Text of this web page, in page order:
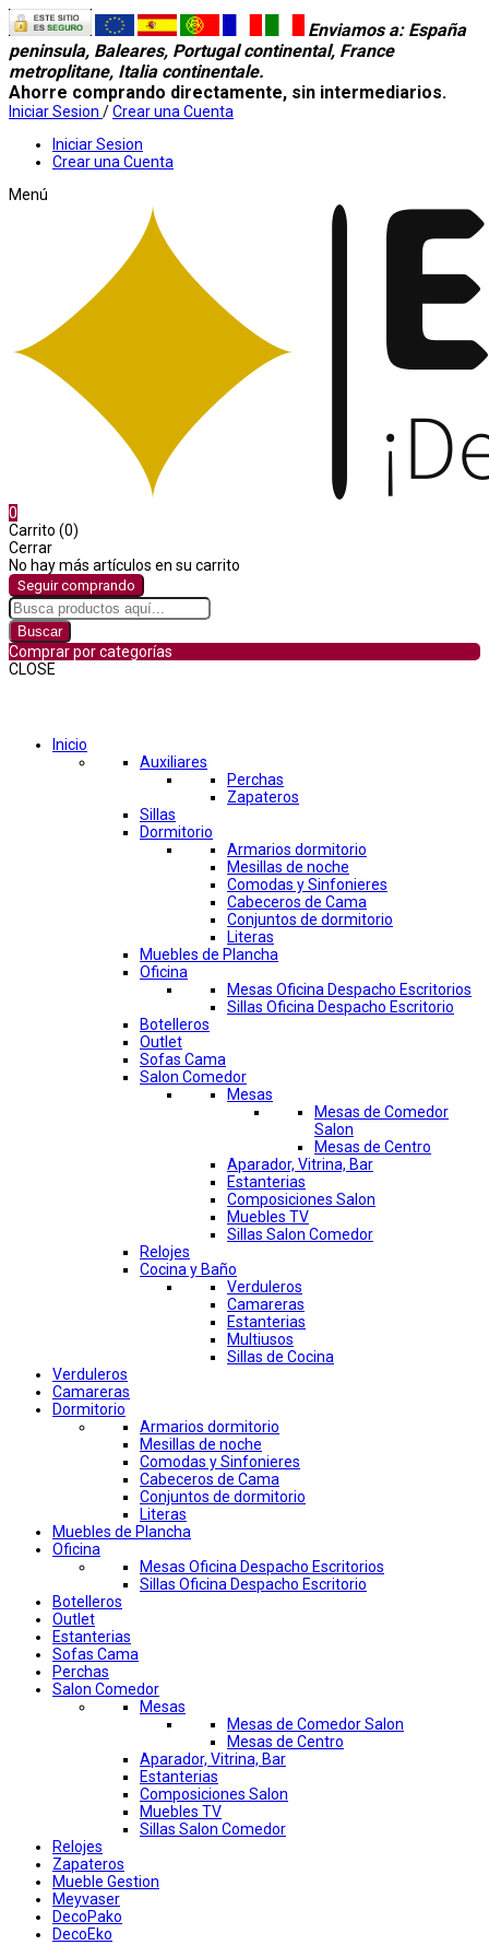
Enviamos a: España
peninsula, Baleares, Portugal continental, France
metroplitane, Italia continentale.
Ahorre comprando directamente, sin intermediarios.
Iniciar Sesion /Crear una Cuenta
Iniciar Sesion
Crear una Cuenta
Menú
0
Carrito (0)
Cerrar
No hay más artículos en su carrito
Seguir comprando
Buscar
Comprar por categorías
CLOSE
Inicio
Auxiliares
Perchas
Zapateros
Sillas
Dormitorio
Armarios dormitorio
Mesillas de noche
Comodas y Sinfonieres
Cabeceros de Cama
Conjuntos de dormitorio
Literas
Muebles de Plancha
Oficina
Mesas Oficina Despacho Escritorios
Sillas Oficina Despacho Escritorio
Botelleros
Outlet
Sofas Cama
Salon Comedor
Mesas
Mesas de Comedor
Salon
Mesas de Centro
Aparador, Vitrina, Bar
Estanterias
Composiciones Salon
Muebles TV
Sillas Salon Comedor
Relojes
Cocina y Baño
Verduleros
Camareras
Estanterias
Multiusos
Sillas de Cocina
Verduleros
Camareras
Dormitorio
Armarios dormitorio
Mesillas de noche
Comodas y Sinfonieres
Cabeceros de Cama
Conjuntos de dormitorio
Literas
Muebles de Plancha
Oficina
Mesas Oficina Despacho Escritorios
Sillas Oficina Despacho Escritorio
Botelleros
Outlet
Estanterias
Sofas Cama
Perchas
Salon Comedor
Mesas
Mesas de Comedor Salon
Mesas de Centro
Aparador, Vitrina, Bar
Estanterias
Composiciones Salon
Muebles TV
Sillas Salon Comedor
Relojes
Zapateros
Mueble Gestion
Meyvaser
DecoPako
DecoEko